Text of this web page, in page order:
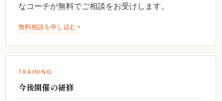
なコーチが無料でご相談をお受けします。
無料相談を申し込む
TRAINING
今後開催の研修